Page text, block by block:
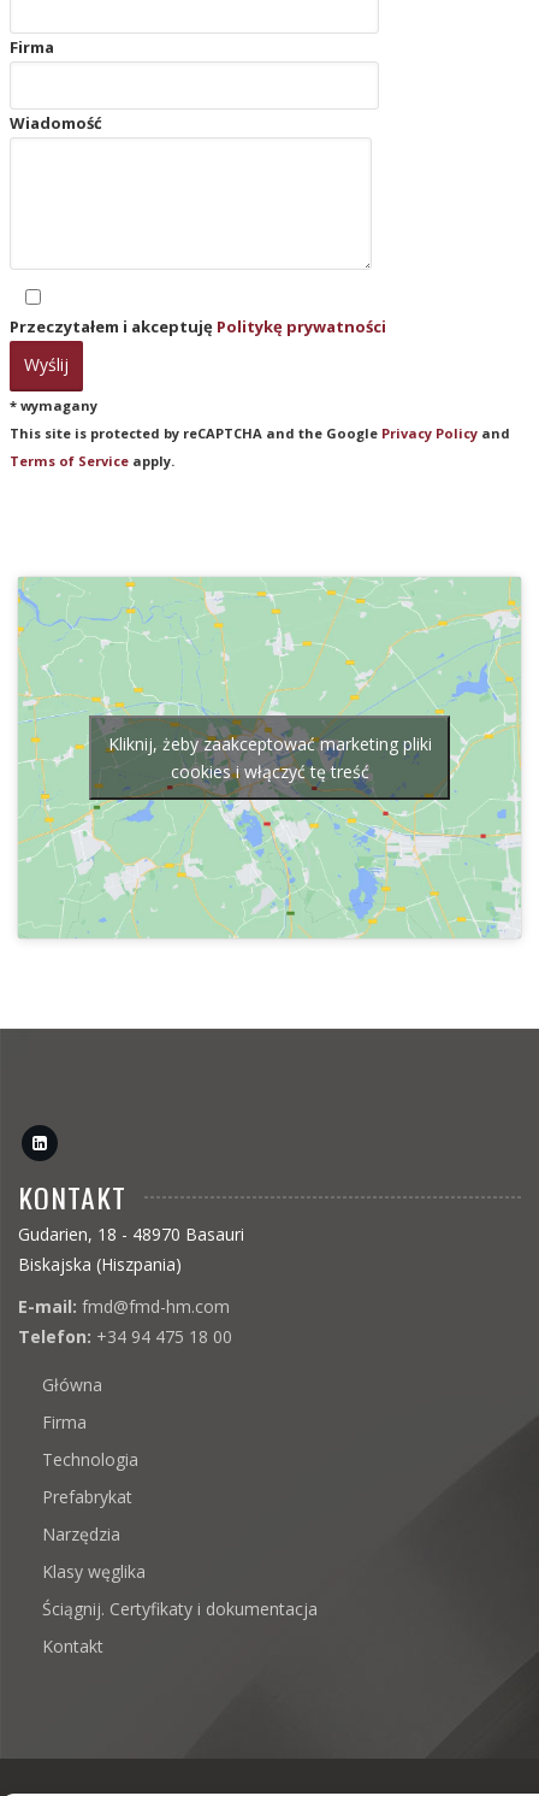
Firma
Wiadomość
Przeczytałem i akceptuję Politykę prywatności
* wymagany
This site is protected by reCAPTCHA and the Google Privacy Policyand
Terms of Serviceapply.
Kliknij, żeby zaakceptować marketing pliki
cookies i włączyć tę treść
KONTAKT
Gudarien, 18 - 48970 Basauri
Biskajska (Hiszpania)
E-mail: fmd@fmd-hm.com
Telefon: +34 94 475 18 00
Główna
Firma
Technologia
Prefabrykat
Narzędzia
Klasy węglika
Ściągnij. Certyfikaty i dokumentacja
Kontakt